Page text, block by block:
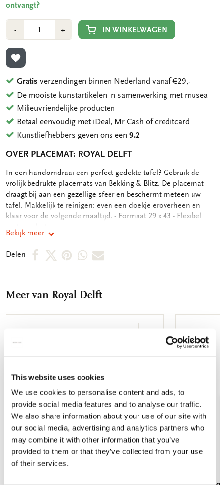
This website uses cookies
We use cookies to personalise content and ads, to
provide social media features and to analyse our traffic.
We also share information about your use of our site with
our social media, advertising and analytics partners who
may combine it with other information that you’ve
provided to them or that they’ve collected from your use
of their services.
ontvangt?
-Min
1
+Plus
1
IN WINKELWAGEN
TOEVOEGEN AAN VERLANGLIJST
Gratis verzendingen binnen Nederland vanaf €29,-
De mooiste kunstartikelen in samenwerking met musea
Milieuvriendelijke producten
Betaal eenvoudig met iDeal, Mr Cash of creditcard
Kunstliefhebbers geven ons een9.2
OVER PLACEMAT: ROYAL DELFT
OMSCHRIJVING
In een handomdraai een perfect gedekte tafel? Gebruik de
vrolijk bedrukte placemats van Bekking & Blitz. De placemat
draagt bij aan een gezellige sfeer en beschermt meteen uw
tafel. Makkelijk te reinigen: even een doekje eroverheen en
klaar voor de volgende maaltijd. - Formaat 29 x 43 - Flexibel
Bekijk meer
Delen
DeelDeelDeelDeelDeel
Meer van Royal Delft
Toevoegen